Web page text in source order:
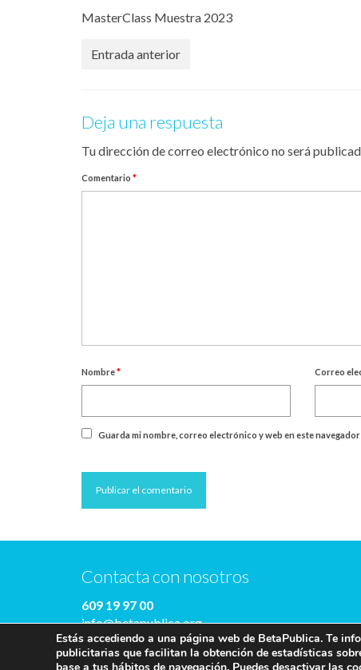
MasterClass Muestra 2023
Entrada anterior
Deja una respuesta
Tu dirección de correo electrónico no será
Comentario *
Nombre* Correo
Guarda mi nombre, correo electrónico y web en este
Contacta con nosotros
609 19 97 00
info@betapublica.org
© Beta Publica -Aviso Legal y de privacidad
Estás accediendo a una página web de BetaPublica. Te
publicitarias que facilitan la obtención de estadísticas